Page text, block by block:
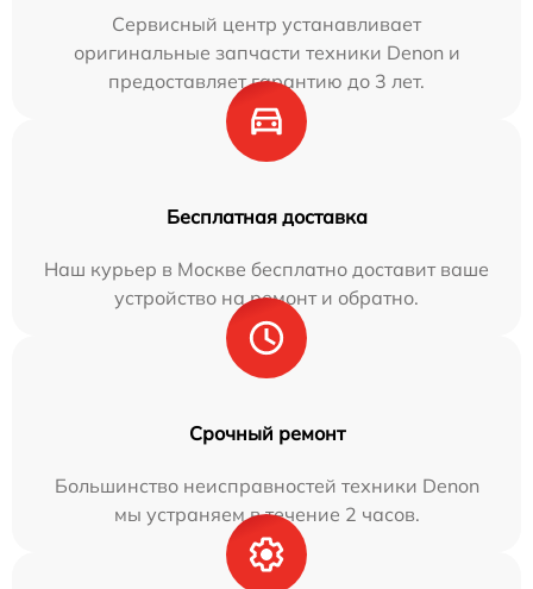
Сервисный центр устанавливает
оригинальные запчасти техники Denon и
предоставляет гарантию до 3 лет.
Бесплатная доставка
Наш курьер в Москве бесплатно доставит ваше
устройство на ремонт и обратно.
Срочный ремонт
Большинство неисправностей техники Denon
мы устраняем в течение 2 часов.